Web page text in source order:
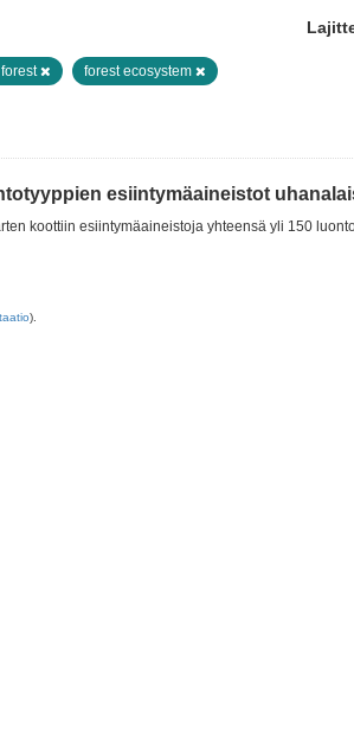
forest ecosystem
esiintymäaineistot
koottiin esiintymäaineistoja yhteensä yli 150
).